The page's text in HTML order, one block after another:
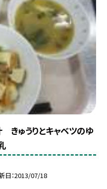
ゅうりとキャベツのゆ
日 2013/07/18